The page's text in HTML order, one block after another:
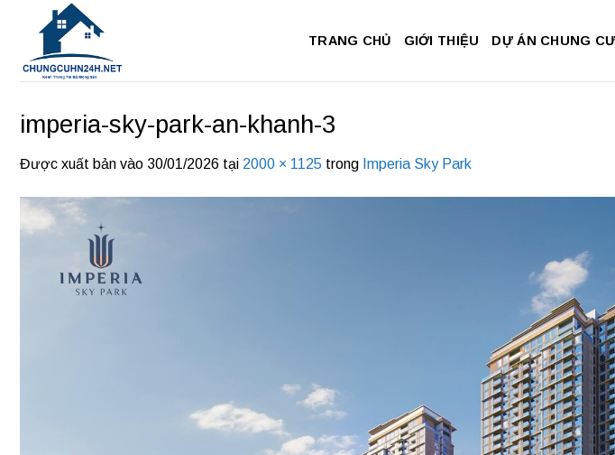
dung
TRANG CHỦ GIỚI THIỆU DỰ ÁN CHUNG CƯ
imperia-sky-park-an-khanh-3
Được xuất bản vào 30/01/2026 tại 2000 × 1125 trong Imperia Sky Park